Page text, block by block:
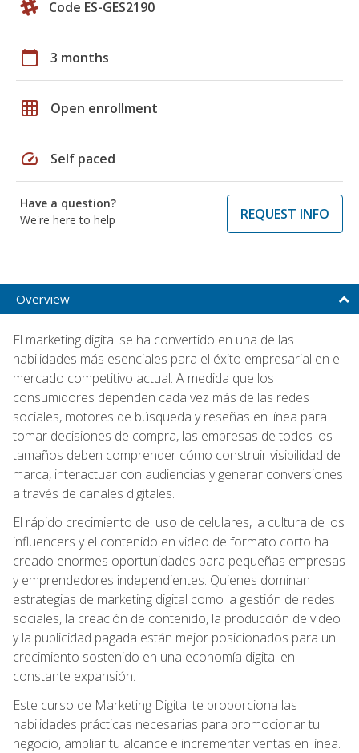
Code ES-GES2190
calendar_today 3 months
grid_on Open enrollment
speed Self paced
Have a question?
We're here to help
REQUEST INFO
Overview
El marketing digital se ha convertido en una de las
habilidades más esenciales para el éxito empresarial en el
mercado competitivo actual. A medida que los
consumidores dependen cada vez más de las redes
sociales, motores de búsqueda y reseñas en línea para
tomar decisiones de compra, las empresas de todos los
tamaños deben comprender cómo construir visibilidad de
marca, interactuar con audiencias y generar conversiones
a través de canales digitales.
El rápido crecimiento del uso de celulares, la cultura de los
influencers y el contenido en video de formato corto ha
creado enormes oportunidades para pequeñas empresas
y emprendedores independientes. Quienes dominan
estrategias de marketing digital como la gestión de redes
sociales, la creación de contenido, la producción de video
y la publicidad pagada están mejor posicionados para un
crecimiento sostenido en una economía digital en
constante expansión.
Este curso de Marketing Digital te proporciona las
habilidades prácticas necesarias para promocionar tu
negocio, ampliar tu alcance e incrementar ventas en línea.